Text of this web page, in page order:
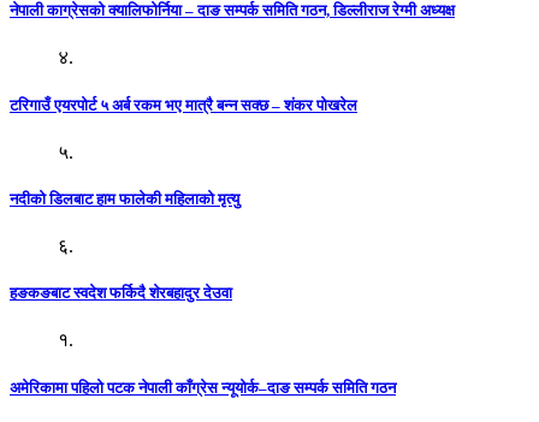
नेपाली काग्रेसको क्यालिफोर्निया – दाङ सम्पर्क समिति गठन, डिल्लीराज रेग्मी अध्यक्ष
४.
टरिगाउँ एयरपोर्ट ५ अर्ब रकम भए मात्रै बन्न सक्छ – शंकर पोखरेल
५.
नदीको डिलबाट हाम फालेकी महिलाको मृत्यु
६.
हङकङबाट स्वदेश फर्किदै शेरबहादुर देउवा
१.
अमेरिकामा पहिलो पटक नेपाली काँग्रेस न्यूयोर्क–दाङ सम्पर्क समिति गठन